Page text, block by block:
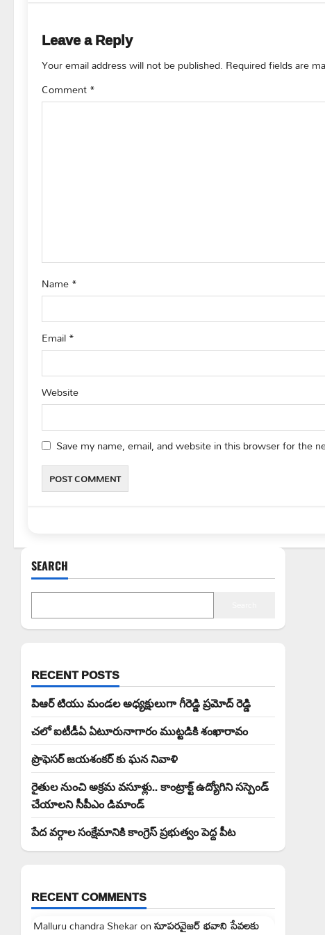
n
a
v
o
n
Leave a Reply
Your email address will not be published. Required fields are
Comment*
Name*
Email*
Website
Save my name, email, and website in this browser for the
SEARCH
RECENT POSTS
పిఆర్ టియు మండల అధ్యక్షులుగా గీరెడ్డి ప్రమోద్ రెడ్డి
చలో ఐటీడీఏ ఏటూరునాగారం ముట్టడికి శంఖారావం
ప్రొఫెసర్ జయశంకర్ కు ఘన నివాళి
రైతుల నుంచి అక్రమ వసూళ్లు.. కాంట్రాక్ట్ ఉద్యోగిని సస్పెండ్
చేయాలని సీపీఎం డిమాండ్
పేద వర్గాల సంక్షేమానికి కాంగ్రెస్ ప్రభుత్వం పెద్ద పీట
RECENT COMMENTS
Malluru chandra Shekaronసూపరవైజర్ భవాని సేవలకు